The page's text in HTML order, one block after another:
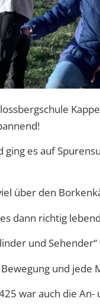
ging es auf
über den
dann richtig
und
und jede
war auch die